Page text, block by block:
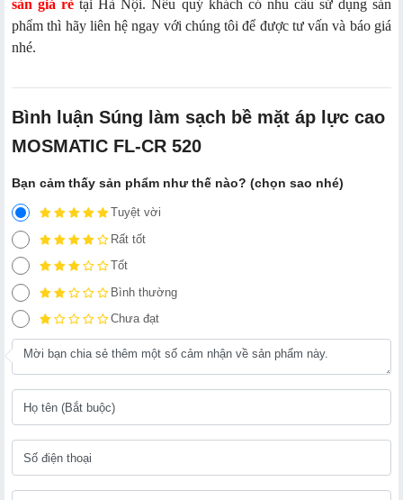
sàn giá rẻ tại Hà Nội. Nếu quý khách có nhu cầu sử dụng sản
phẩm thì hãy liên hệ ngay với chúng tôi để được tư vấn và báo giá
nhé.
Bình luận Súng làm sạch bề mặt áp lực cao
MOSMATIC FL-CR 520
Bạn cảm thấy sản phẩm như thế nào? (chọn sao nhé)
Tuyệt vời
Rất tốt
Tốt
Bình thường
Chưa đạt